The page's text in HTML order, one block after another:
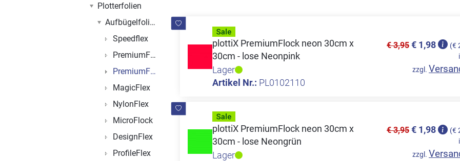
plottiX PremiumFlock neon 30cm x
30cm - lose Neonpink
Lager
Artikel Nr.: PL0102110
€ 3,95 € 1,98
(€
zzgl.
plottiX PremiumFlock neon 30cm x
30cm - lose Neongrün
Lager
€ 3,95 € 1,98
(€
zzgl.
Plotterfolien
Aufbügelfolien
Speedflex
PremiumFlex
PremiumFlock
MagicFlex
NylonFlex
MicroFlock
DesignFlex
ProfileFlex